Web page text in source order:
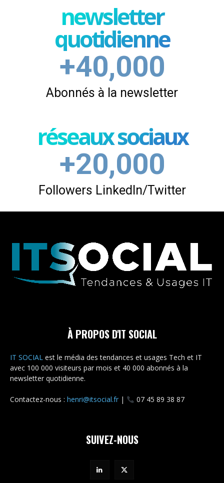
newsletter
quotidienne
+40,000
Abonnés à la newsletter
réseaux sociaux
+20,000
Followers LinkedIn/Twitter
À PROPOS D'IT SOCIAL
IT SOCIAL est le média des tendances et usages Tech et IT
avec 100 000 visiteurs par mois et 40 000 abonnés à la
newsletter quotidienne.
Contactez-nous : henri@itsocial.fr | 07 45 89 38 87
SUIVEZ-NOUS